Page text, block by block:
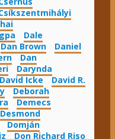
Dale
Dan Brown
Daniel
Dan
Darynda
Icke
David R.
Deborah
Demecs
Desmond
Domján
Don Richard Riso